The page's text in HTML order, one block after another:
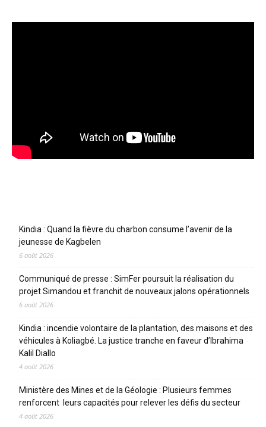
Kindia : Quand la fièvre du charbon consume l’avenir de la
jeunesse de Kagbelen
6 août 2026
Communiqué de presse : SimFer poursuit la réalisation du
projet Simandou et franchit de nouveaux jalons opérationnels
6 août 2026
Kindia : incendie volontaire de la plantation, des maisons et des
véhicules à Koliagbé. La justice tranche en faveur d’Ibrahima
Kalil Diallo
4 août 2026
Ministère des Mines et de la Géologie : Plusieurs femmes
renforcent leurs capacités pour relever les défis du secteur
4 août 2026